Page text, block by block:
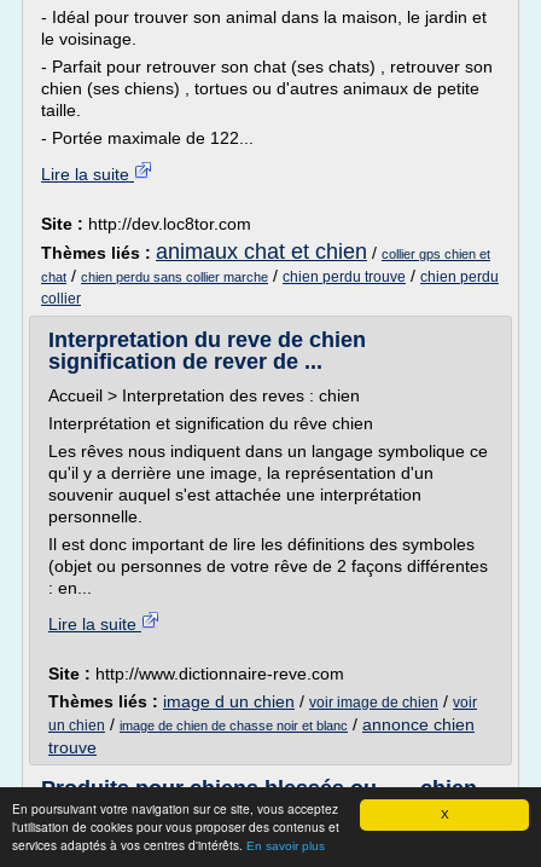
X
En poursuivant votre navigation sur ce site, vous acceptez
l'utilisation de cookies pour vous proposer des contenus et
services adaptés à vos centres d'intérêts. En savoir plus
- Idéal pour trouver son animal dans la maison, le jardin et
le voisinage.
- Parfait pour retrouver son chat (ses chats) , retrouver son
chien (ses chiens) , tortues ou d'autres animaux de petite
taille.
- Portée maximale de 122...
Lire la suite
Site : http://dev.loc8tor.com
Thèmes liés : animaux chat et chien / collier gps chien et
chat / chien perdu sans collier marche / chien perdu trouve / chien perdu
collier
Interpretation du reve de chien
signification de rever de ...
Accueil > Interpretation des reves : chien
Interprétation et signification du rêve chien
Les rêves nous indiquent dans un langage symbolique ce
qu'il y a derrière une image, la représentation d'un
souvenir auquel s'est attachée une interprétation
personnelle.
Il est donc important de lire les définitions des symboles
(objet ou personnes de votre rêve de 2 façons différentes
: en...
Lire la suite
Site : http://www.dictionnaire-reve.com
Thèmes liés : image d un chien / voir image de chien / voir
un chien / image de chien de chasse noir et blanc / annonce chien
trouve
Produits pour chiens blessés ou ... - chien-
blesse.com
Chien blessé, handicapé, levage, bandage